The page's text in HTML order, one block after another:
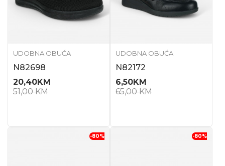
UDOBNA OBUĆA
N82698
20,40KM
51,00KM
UDOBNA OBUĆA
N82172
6,50KM
65,00KM
-80% -80%